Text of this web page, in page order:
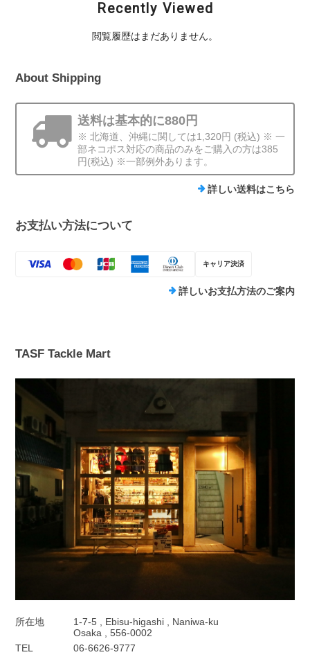
Recently Viewed
閲覧履歴はまだありません。
About Shipping
送料は基本的に880円
※ 北海道、沖縄に関しては1,320円 (税込) ※ 一
部ネコポス対応の商品のみをご購入の方は385
円(税込) ※一部例外あります。
詳しい送料はこちら
お支払い方法について
キャリア決済
詳しいお支払方法のご案内
TASF Tackle Mart
所在地
1-7-5 , Ebisu-higashi , Naniwa-ku
Osaka , 556-0002
TEL
06-6626-9777